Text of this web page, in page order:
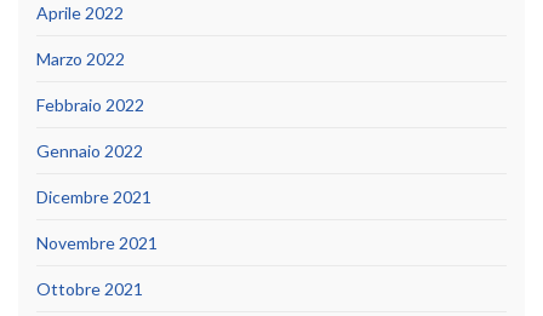
Aprile 2022
Marzo 2022
Febbraio 2022
Gennaio 2022
Dicembre 2021
Novembre 2021
Ottobre 2021